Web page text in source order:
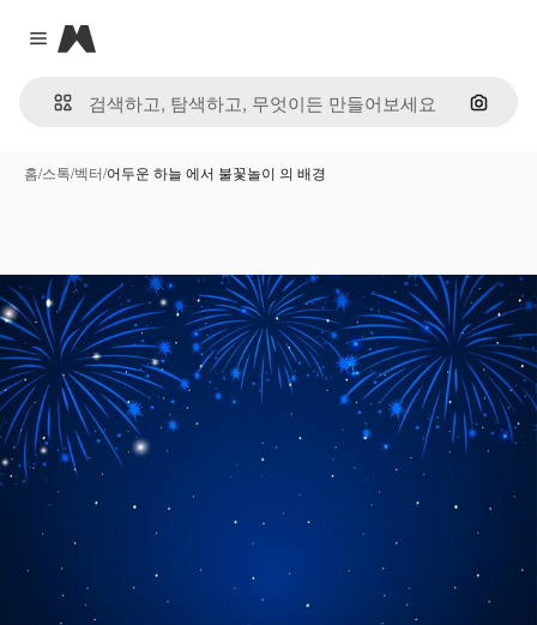
Close menu
Magnific
이미지
홈/스톡/벡터/어두운 하늘 에서 불꽃놀이 의 배경